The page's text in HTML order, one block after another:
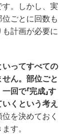
。しかし、実
ごとに回数も
計画が必要に
ってすべての
ん。部位ごと
回で「完成」す
くという考え
を決めておく
す。